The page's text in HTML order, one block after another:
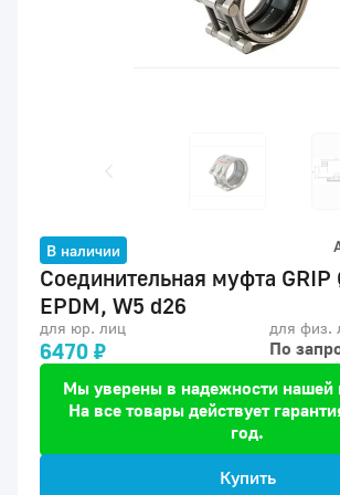
В наличии
Соединительная муфта
EPDM, W5 d26
для юр. лиц
6470 ₽
для физ.
По
Мы уверены в надежности нашей
На все товары действует
год.
Купить